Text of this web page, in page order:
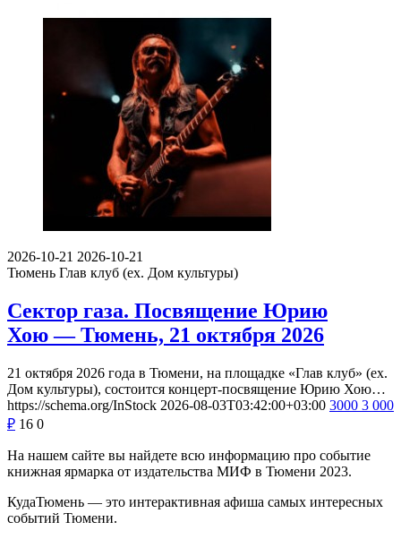
2026-10-21 2026-10-21
Тюмень Глав клуб (ex. Дом культуры)
Сектор газа. Посвящение Юрию
Хою — Тюмень, 21 октября 2026
21 октября 2026 года в Тюмени, на площадке «Глав клуб» (ex.
Дом культуры), состоится концерт-посвящение Юрию Хою…
https://schema.org/InStock 2026-08-03T03:42:00+03:00 3000 3 000
₽ 16 0
На нашем сайте вы найдете всю информацию про событие
книжная ярмарка от издательства МИФ в Тюмени 2023.
КудаТюмень — это интерактивная афиша самых интересных
событий Тюмени.